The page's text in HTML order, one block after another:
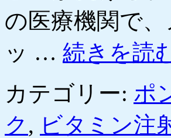
の医療機関で
ッ … 続きを読
カテゴリー: ポ
ク , ビタミン注